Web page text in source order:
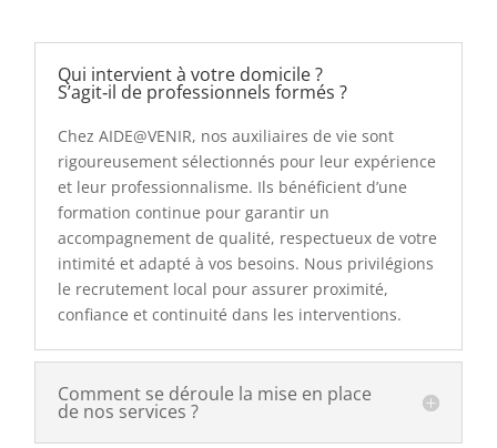
Qui intervient à votre domicile ?
S’agit‑il de professionnels formés ?
Chez AIDE@VENIR, nos auxiliaires de vie sont
rigoureusement sélectionnés pour leur expérience
et leur professionnalisme. Ils bénéficient d’une
formation continue pour garantir un
accompagnement de qualité, respectueux de votre
intimité et adapté à vos besoins. Nous privilégions
le recrutement local pour assurer proximité,
confiance et continuité dans les interventions.
Comment se déroule la mise en place
de nos services ?